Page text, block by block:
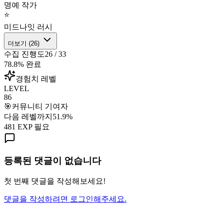
명예 작가
⭐
미드나잇 러시
더보기 (26)
수집 진행도26 /33
78.8% 완료
경험치 레벨
LEVEL
86
🎯커뮤니티 기여자
다음 레벨까지 51.9%
481 EXP 필요
등록된 댓글이 없습니다
첫 번째 댓글을 작성해보세요!
댓글을 작성하려면 로그인해주세요.